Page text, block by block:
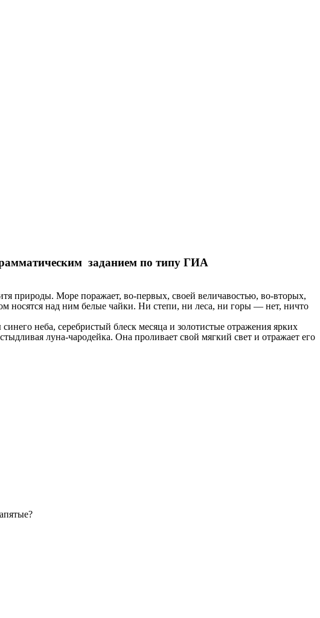
заданием по типу ГИА
природы. Море поражает, во-первых, своей величавостью, во-вторых,
носятся над ним белые чайки. Ни степи, ни леса, ни горы — нет, ничто
неба, серебристый блеск месяца и золотистые отражения ярких
луна-чародейка. Она проливает свой мягкий свет и отражает его